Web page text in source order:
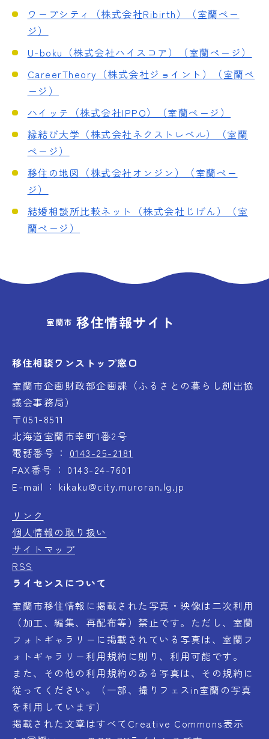
ワープシティ（株式会社Ribirth）（室蘭ペー
ジ）
U-boku（株式会社ハイスコア）（室蘭ページ）
CareerTheory（株式会社ジョイント）（室蘭ペ
ージ）
ハイッテ（株式会社IPPO）（室蘭ページ）
縁結び大学（株式会社ネクストレベル）（室蘭
ページ）
移住の地図（株式会社オンジン）（室蘭ペー
ジ）
結婚相談所比較ネット（株式会社じげん）（室
蘭ページ）
室蘭市 移住情報サイト
移住相談ワンストップ窓口
室蘭市企画財政部企画課（ふるさとの暮らし創出協
議会事務局）
〒051-8511
北海道室蘭市幸町1番2号
電話番号
0143-25-2181
FAX番号
0143-24-7601
E-mail
kikaku@city.muroran.lg.jp
リンク
個人情報の取り扱い
サイトマップ
RSS
ライセンスについて
室蘭市移住情報に掲載された写真・映像は二次利用
（加工、編集、再配布等）禁止です。ただし、室蘭
フォトギャラリーに掲載されている写真は、室蘭フ
ォトギャラリー利用規約に則り、利用可能です。
また、その他の利用規約のある写真は、その規約に
従ってください。（一部、撮りフェスin室蘭の写真
を利用しています）
掲載された文章はすべてCreative Commons表示